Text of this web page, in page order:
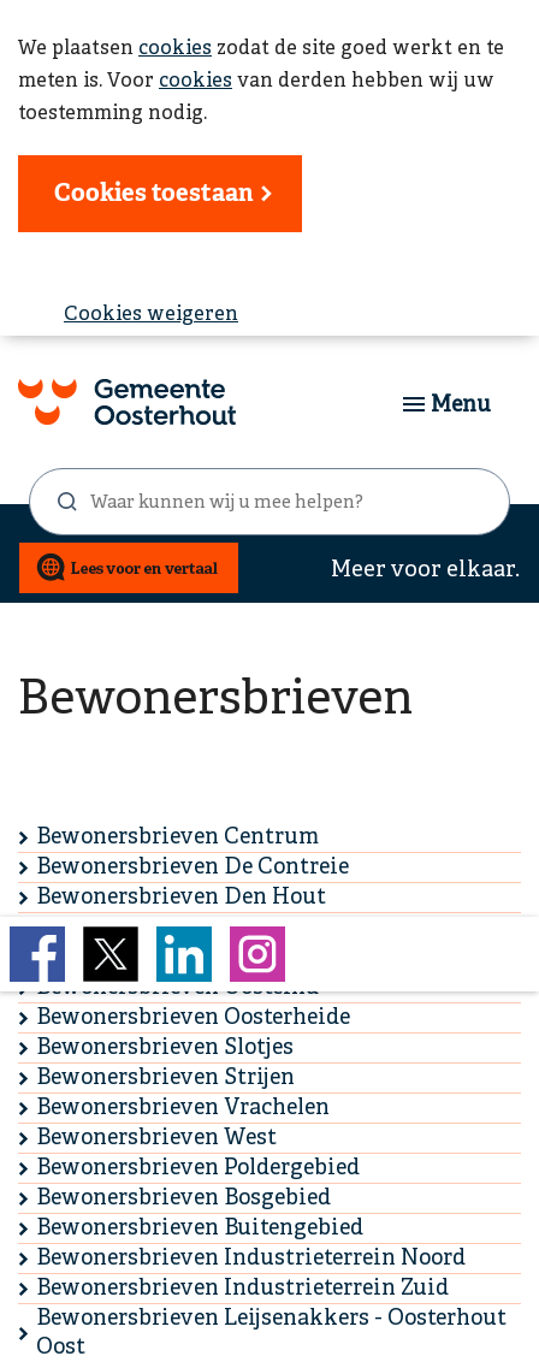
We plaatsen cookies zodat de site goed werkt en te
meten is. Voor cookies van derden hebben wij uw
toestemming nodig.
Cookies toestaan
Cookies weigeren
Zoekformulier
Waar
kunnen
wij
u
mee
Menu
Meer voor elkaar.
Bewonersbrieven
Bewonersbrieven Centrum
Bewonersbrieven De Contreie
Bewonersbrieven Den Hout
Bewonersbrieven Dommelbergen
Bewonersbrieven Dorst
Bewonersbrieven Oosteind
Bewonersbrieven Oosterheide
Bewonersbrieven Slotjes
Bewonersbrieven Strijen
Bewonersbrieven Vrachelen
Bewonersbrieven West
Bewonersbrieven Poldergebied
Bewonersbrieven Bosgebied
Bewonersbrieven Buitengebied
Bewonersbrieven Industrieterrein Noord
Bewonersbrieven Industrieterrein Zuid
Bewonersbrieven Leijsenakkers - Oosterhout
Oost